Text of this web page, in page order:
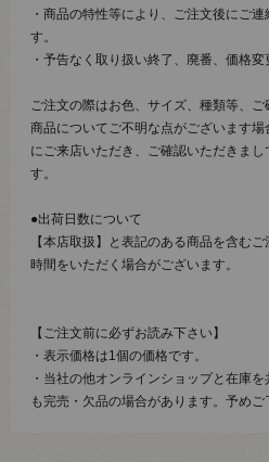
・商品の特性等により、ご注文後にご
す。
・予告なく取り扱い終了、廃番、価格
ご注文の際はお色、サイズ、種類等、ご
商品についてご不明な点がございます場
にご来店いただき、ご確認いただきま
す。
●出荷日数について
【本店取扱】と表記のある商品を含む
時間をいただく場合がございます。
【ご注文前に必ずお読み下さい】
・表示価格は1個の価格です。
・当社の他オンラインショップと在庫
も完売・欠品の場合があります。予めご